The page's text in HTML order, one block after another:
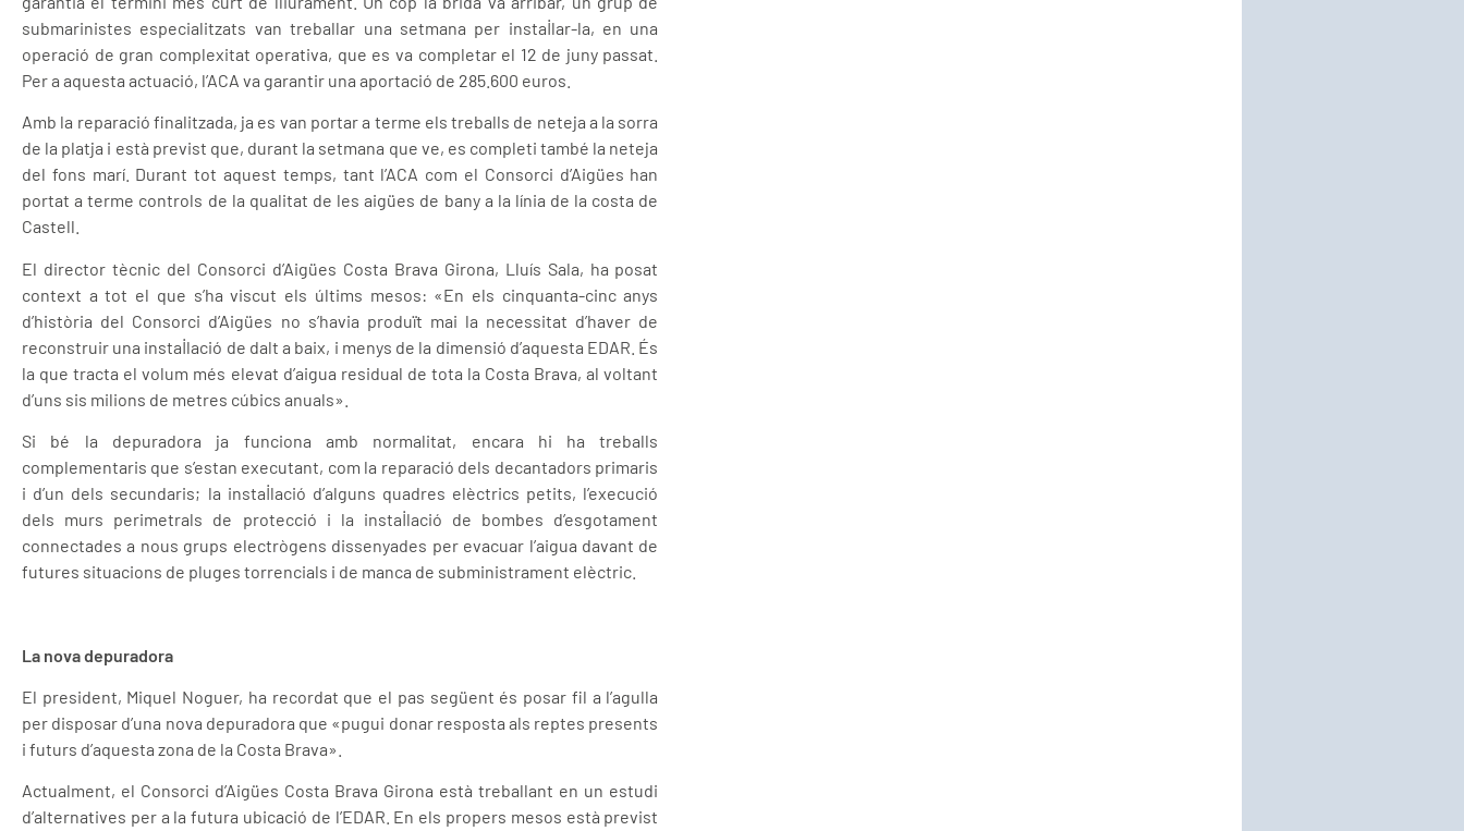
submarinistes especialitzats van treballar una setmana per instal·lar-la, en una
operació de gran complexitat operativa, que es va completar el 12 de juny passat.
Per a aquesta actuació, l’ACA va garantir una aportació de 285.600 euros.
Amb la reparació finalitzada, ja es van portar a terme els treballs de neteja a la sorra
de la platja i està previst que, durant la setmana que ve, es completi també la neteja
del fons marí. Durant tot aquest temps, tant l’ACA com el Consorci d’Aigües han
portat a terme controls de la qualitat de les aigües de bany a la línia de la costa de
Castell.
El director tècnic del Consorci d’Aigües Costa Brava Girona, Lluís Sala, ha posat
context a tot el que s’ha viscut els últims mesos: «En els cinquanta-cinc anys
d’història del Consorci d’Aigües no s’havia produït mai la necessitat d’haver de
reconstruir una instal·lació de dalt a baix, i menys de la dimensió d’aquesta EDAR. És
la que tracta el volum més elevat d’aigua residual de tota la Costa Brava, al voltant
d’uns sis milions de metres cúbics anuals».
Si bé la depuradora ja funciona amb normalitat, encara hi ha treballs
complementaris que s’estan executant, com la reparació dels decantadors primaris
i d’un dels secundaris; la instal·lació d’alguns quadres elèctrics petits, l’execució
dels murs perimetrals de protecció i la instal·lació de bombes d’esgotament
connectades a nous grups electrògens dissenyades per evacuar l’aigua davant de
futures situacions de pluges torrencials i de manca de subministrament elèctric.
La nova depuradora
El president, Miquel Noguer, ha recordat que el pas següent és posar fil a l’agulla
per disposar d’una nova depuradora que «pugui donar resposta als reptes presents
i futurs d’aquesta zona de la Costa Brava».
Actualment, el Consorci d’Aigües Costa Brava Girona està treballant en un estudi
d’alternatives per a la futura ubicació de l’EDAR. En els propers mesos està previst